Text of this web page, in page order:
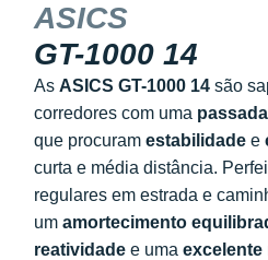
ASICS
GT-1000 14
As ASICS GT-1000 14 são
corredores com uma
que procuram estabilidade e
curta e média distância.
regulares em estrada e
um amortecimento
reatividade e uma excelente